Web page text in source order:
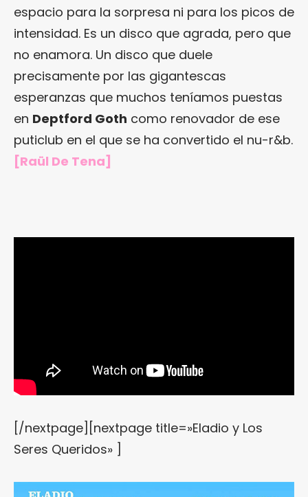
espacio para la sorpresa ni para los picos de
intensidad. Es un disco que agrada, pero que
no enamora. Un disco que duele
precisamente por las gigantescas
esperanzas que muchos teníamos puestas
en Deptford Goth como renovador de ese
puticlub en el que se ha convertido el nu-r&b.
[Raül De Tena]
[/nextpage][nextpage title=»Eladio y Los
Seres Queridos» ]